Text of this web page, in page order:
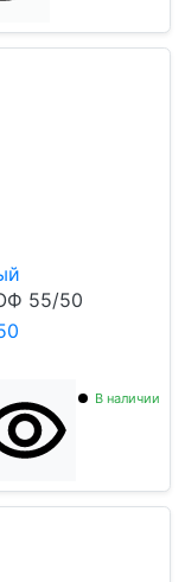
55/50
В наличии